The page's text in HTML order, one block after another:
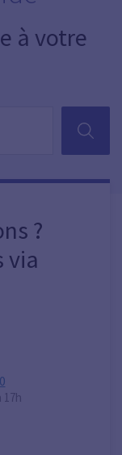
à votre
?
via
17h